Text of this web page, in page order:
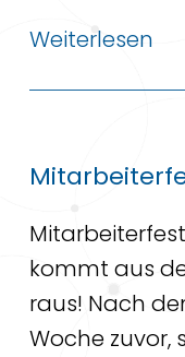
Weiterlesen
Mitarbeiterfest
kommt aus
raus! Nach
Woche zuvor,